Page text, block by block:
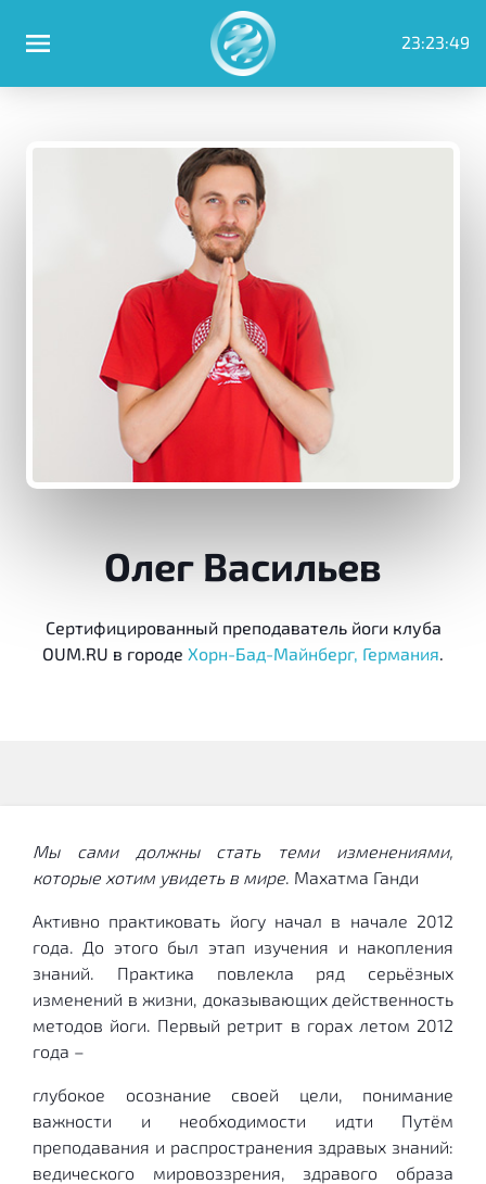
23:23:49
Олег Васильев
Сертифицированный преподаватель йоги клуба
OUM.RU в городе Хорн-Бад-Майнберг, Германия.
Мы сами должны стать теми изменениями,
которые хотим увидеть в мире. Махатма Ганди
Активно практиковать йогу начал в начале 2012
года. До этого был этап изучения и накопления
знаний. Практика повлекла ряд серьёзных
изменений в жизни, доказывающих действенность
методов йоги. Первый ретрит в горах летом 2012
года –
глубокое осознание своей цели, понимание
важности и необходимости идти Путём
преподавания и распространения здравых знаний:
ведического мировоззрения, здравого образа